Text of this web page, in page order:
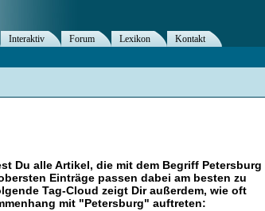
Du alle Artikel, die mit dem Begriff Petersburg
Einträge passen dabei am besten zu
Tag-Cloud zeigt Dir außerdem, wie oft
mit "Petersburg" auftreten:
Interaktiv Forum Lexikon
Kontakt